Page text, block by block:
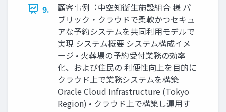
9.
顧客事例︓中空知衛⽣施設組合 様 パ
ブリック・クラウドで柔軟かつセキュ
アな予約システムを共同利⽤モデルで
実現 システム概要 システム構成イメ
ージ • ⽕葬場の予約受付業務の効率
化、および住⺠の 利便性向上を⽬的に
クラウド上で業務システムを構築
Oracle Cloud Infrastructure (Tokyo
Region) • クラウド上で構築し運⽤す